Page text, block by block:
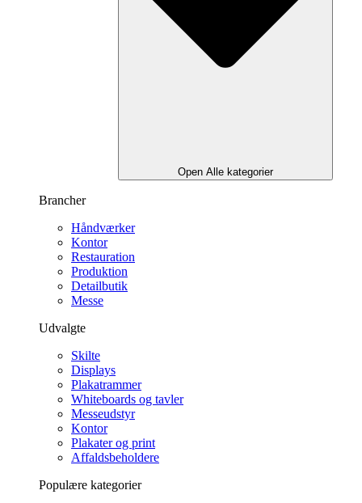
Open Alle kategorier
Brancher
Håndværker
Kontor
Restauration
Produktion
Detailbutik
Messe
Udvalgte
Skilte
Displays
Plakatrammer
Whiteboards og tavler
Messeudstyr
Kontor
Plakater og print
Affaldsbeholdere
Populære kategorier